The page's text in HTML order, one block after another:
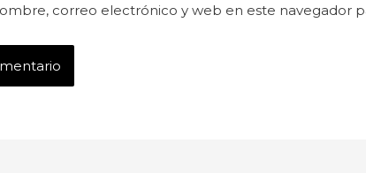
correo electrónico y web en este navegador